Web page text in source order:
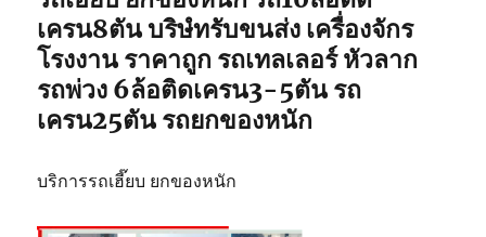
เครน8ตัน บริษํทรับขนส่ง เครื่องจักร
โรงงาน ราคาถูก รถเทลเลอร์ หัวลาก
รถพ่วง 6ล้อติดเครน3-5ตัน รถ
เครน25ตัน รถยกของหนัก
บริการรถเฮี๊ยบ ยกของหนัก